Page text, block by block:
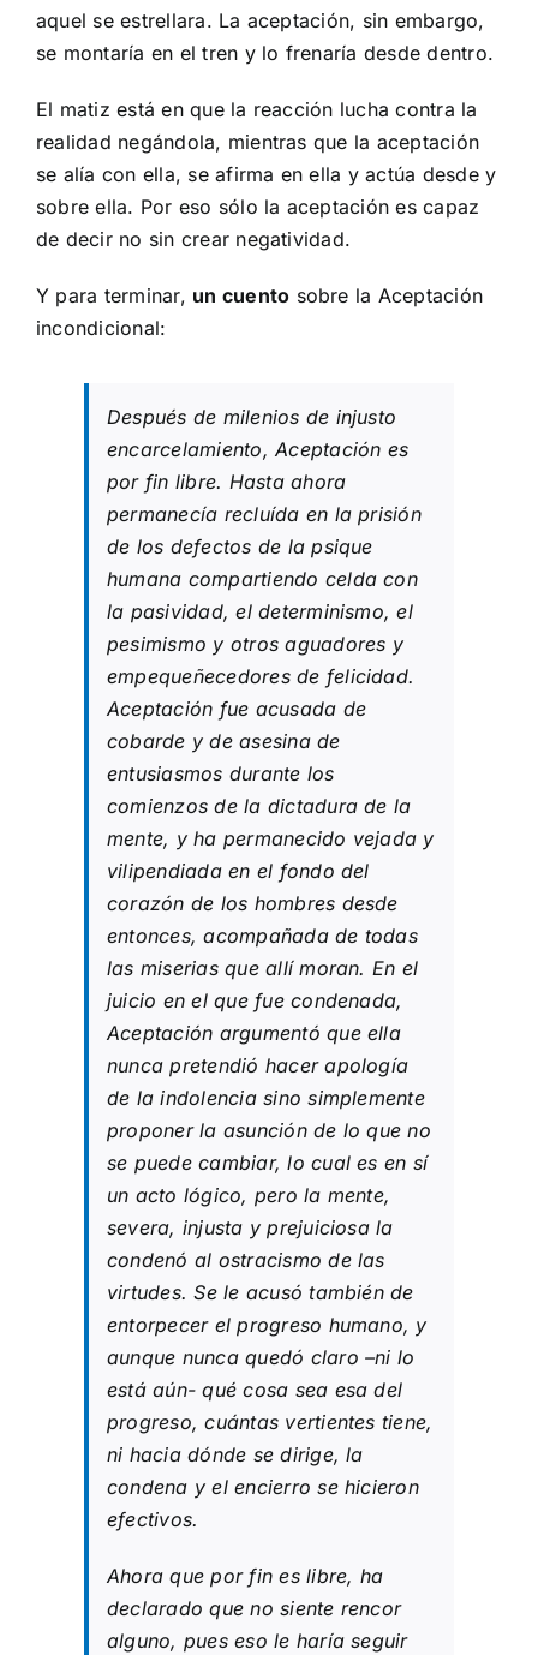
aquel se estrellara. La aceptación, sin embargo,
se montaría en el tren y lo frenaría desde dentro.
El matiz está en que la reacción lucha contra la
realidad negándola, mientras que la aceptación
se alía con ella, se afirma en ella y actúa desde y
sobre ella. Por eso sólo la aceptación es capaz
de decir no sin crear negatividad.
Y para terminar, un cuento sobre la Aceptación
incondicional:
Después de milenios de injusto
encarcelamiento, Aceptación es
por fin libre. Hasta ahora
permanecía recluída en la prisión
de los defectos de la psique
humana compartiendo celda con
la pasividad, el determinismo, el
pesimismo y otros aguadores y
empequeñecedores de felicidad.
Aceptación fue acusada de
cobarde y de asesina de
entusiasmos durante los
comienzos de la dictadura de la
mente, y ha permanecido vejada y
vilipendiada en el fondo del
corazón de los hombres desde
entonces, acompañada de todas
las miserias que allí moran. En el
juicio en el que fue condenada,
Aceptación argumentó que ella
nunca pretendió hacer apología
de la indolencia sino simplemente
proponer la asunción de lo que no
se puede cambiar, lo cual es en sí
un acto lógico, pero la mente,
severa, injusta y prejuiciosa la
condenó al ostracismo de las
virtudes. Se le acusó también de
entorpecer el progreso humano, y
aunque nunca quedó claro –ni lo
está aún- qué cosa sea esa del
progreso, cuántas vertientes tiene,
ni hacia dónde se dirige, la
condena y el encierro se hicieron
efectivos.
Ahora que por fin es libre, ha
declarado que no siente rencor
alguno, pues eso le haría seguir